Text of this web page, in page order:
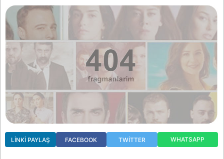
LINKI PAYLAŞ FACEBOOK TWITTER WHATSAPP